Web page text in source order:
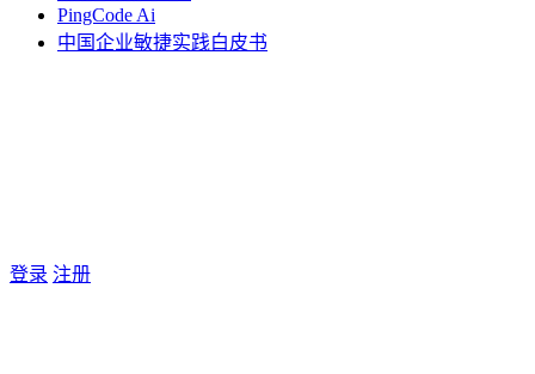
PingCode Ai
中国企业敏捷实践白皮书
登录 注册